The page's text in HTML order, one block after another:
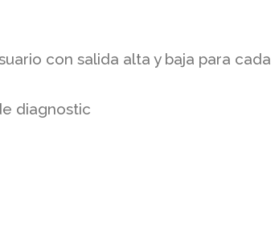
con salida alta y baja para cada
diagnostic